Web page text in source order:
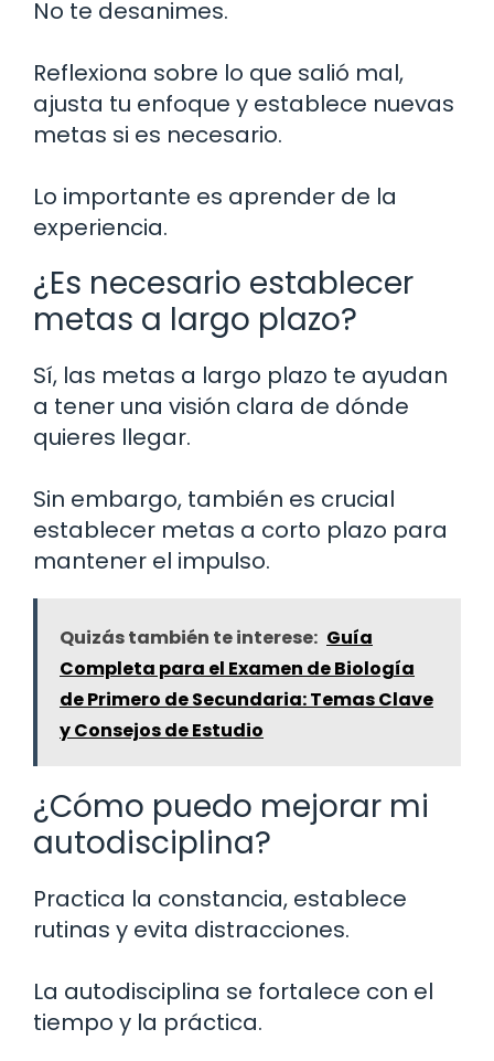
No te desanimes.
Reflexiona sobre lo que salió mal,
ajusta tu enfoque y establece nuevas
metas si es necesario.
Lo importante es aprender de la
experiencia.
¿Es necesario establecer
metas a largo plazo?
Sí, las metas a largo plazo te ayudan
a tener una visión clara de dónde
quieres llegar.
Sin embargo, también es crucial
establecer metas a corto plazo para
mantener el impulso.
Quizás también te interese: Guía
Completa para el Examen de Biología
de Primero de Secundaria: Temas Clave
y Consejos de Estudio
¿Cómo puedo mejorar mi
autodisciplina?
Practica la constancia, establece
rutinas y evita distracciones.
La autodisciplina se fortalece con el
tiempo y la práctica.